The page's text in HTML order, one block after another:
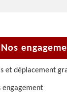
Nos
et déplacement
engagement